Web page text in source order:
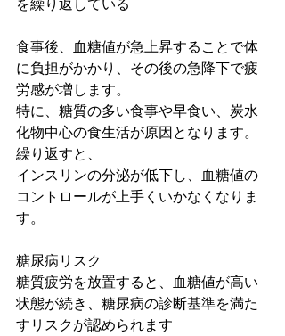
を繰り返している
食事後、血糖値が急上昇することで体
に負担がかかり、その後の急降下で疲
労感が増します。
特に、糖質の多い食事や早食い、炭水
化物中心の食生活が原因となります。
繰り返すと、
インスリンの分泌が低下し、血糖値の
コントロールが上手くいかなくなりま
す。
糖尿病リスク
糖質疲労を放置すると、血糖値が高い
状態が続き、糖尿病の診断基準を満た
すリスクが認められます